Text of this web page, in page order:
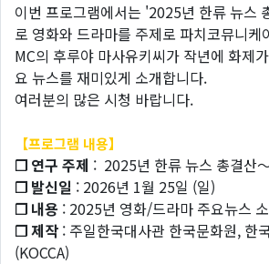
이번 프로그램에서는 '2025년 한류 뉴스
로 영화와 드라마를 주제로 파치코뮤니케
MC의 후루야 마사유키씨가 작년에 화제
요 뉴스를 재미있게 소개합니다.
여러분의 많은 시청 바랍니다.
【프로그램 내용】
❐ 연구 주제 : 2025년 한류 뉴스 총결산
❐ 발신일 : 2026년 1월 25일 (일)
❐ 내용 : 2025년 영화/드라마 주요뉴스
❐ 제작 : 주일한국대사관 한국문화원, 한
(KOCCA)